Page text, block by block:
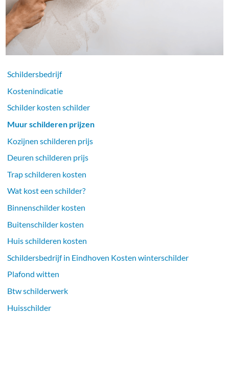
Schildersbedrijf
Kostenindicatie
Schilder kosten schilder
Muur schilderen prijzen
Kozijnen schilderen prijs
Deuren schilderen prijs
Trap schilderen kosten
Wat kost een schilder?
Binnenschilder kosten
Buitenschilder kosten
Huis schilderen kosten
Schildersbedrijf in Eindhoven Kosten winterschilder
Plafond witten
Btw schilderwerk
Huisschilder